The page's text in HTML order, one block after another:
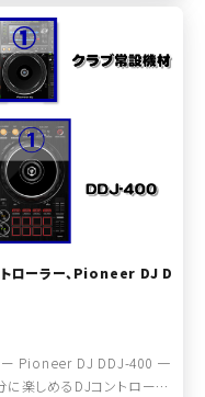
トローラー、Pioneer DJ D
ー Pioneer DJ DDJ-400 一
に楽しめるDJコントローラ